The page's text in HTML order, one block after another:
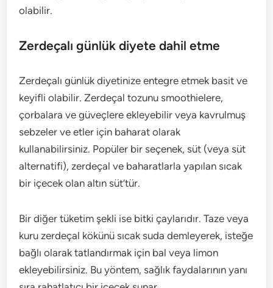
olabilir.
Zerdeçalı günlük diyete dahil etme
Zerdeçalı günlük diyetinize entegre etmek basit ve
keyifli olabilir. Zerdeçal tozunu smoothielere,
çorbalara ve güveçlere ekleyebilir veya kavrulmuş
sebzeler ve etler için baharat olarak
kullanabilirsiniz. Popüler bir seçenek, süt (veya süt
alternatifi), zerdeçal ve baharatlarla yapılan sıcak
bir içecek olan altın süt’tür.
Bir diğer tüketim şekli ise bitki çaylarıdır. Taze veya
kuru zerdeçal kökünü sıcak suda demleyerek, isteğe
bağlı olarak tatlandırmak için bal veya limon
ekleyebilirsiniz. Bu yöntem, sağlık faydalarının yanı